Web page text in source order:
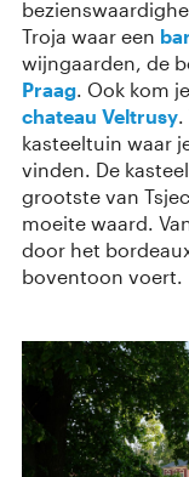
Troja waar een
wijngaarden, de
Praag. Ook kom
chateau Veltrusy.
kasteeltuin waar
vinden. De
grootste van
moeite waard.
door het
boventoon voert.